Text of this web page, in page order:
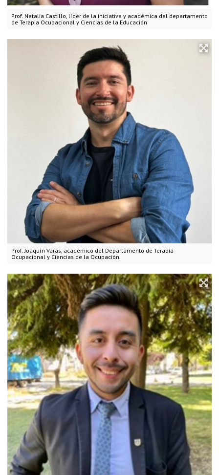
Prof. Natalia Castillo, líder de la iniciativa y académica del departamento
de Terapia Ocupacional y Ciencias de la Educación
Prof. Joaquín Varas, académico del Departamento de Terapia
Ocupacional y Ciencias de la Ocupación.